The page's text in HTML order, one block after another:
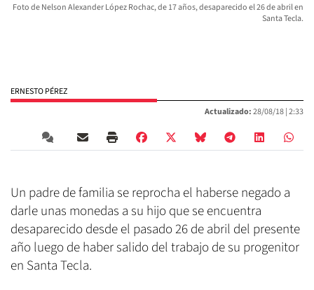
Foto de Nelson Alexander López Rochac, de 17 años, desaparecido el 26 de abril en
Santa Tecla.
ERNESTO PÉREZ
Actualizado:28/08/18 |2:33
Un padre de familia se reprocha el haberse negado a
darle unas monedas a su hijo que se encuentra
desaparecido desde el pasado 26 de abril del presente
año luego de haber salido del trabajo de su progenitor
en Santa Tecla.